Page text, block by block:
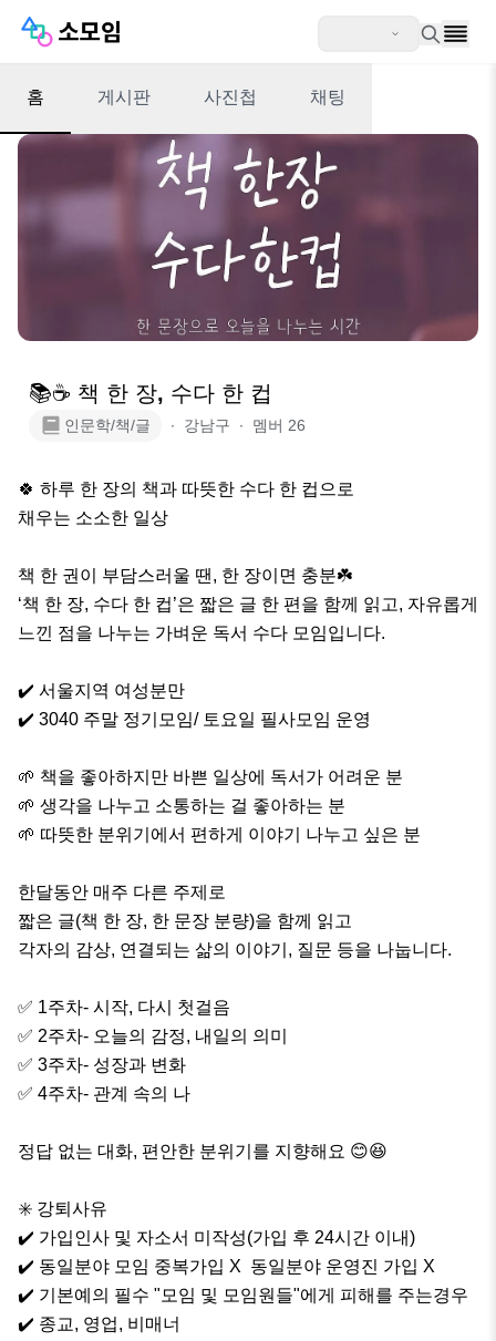
홈 게시판 사진첩 채팅
📚☕ 책 한 장, 수다 한 컵
인문학/책/글 ∙ 강남구 ∙ 멤버 26
🍀 하루 한 장의 책과 따뜻한 수다 한 컵으로
채우는 소소한 일상
책 한 권이 부담스러울 땐, 한 장이면 충분☘️
‘책 한 장, 수다 한 컵’은 짧은 글 한 편을 함께 읽고, 자유롭게
느낀 점을 나누는 가벼운 독서 수다 모임입니다.
✔️ 서울지역 여성분만
✔️ 3040 주말 정기모임/ 토요일 필사모임 운영
🌱 책을 좋아하지만 바쁜 일상에 독서가 어려운 분
🌱 생각을 나누고 소통하는 걸 좋아하는 분
🌱 따뜻한 분위기에서 편하게 이야기 나누고 싶은 분
한달동안 매주 다른 주제로
짧은 글(책 한 장, 한 문장 분량)을 함께 읽고
각자의 감상, 연결되는 삶의 이야기, 질문 등을 나눕니다.
✅️ 1주차- 시작, 다시 첫걸음
✅️ 2주차- 오늘의 감정, 내일의 의미
✅️ 3주차- 성장과 변화
✅️ 4주차- 관계 속의 나
정답 없는 대화, 편안한 분위기를 지향해요 😊😆
✳️ 강퇴사유
✔️ 가입인사 및 자소서 미작성(가입 후 24시간 이내)
✔️ 동일분야 모임 중복가입 X  동일분야 운영진 가입 X
✔️ 기본예의 필수 "모임 및 모임원들"에게 피해를 주는경우
✔️ 종교, 영업, 비매너